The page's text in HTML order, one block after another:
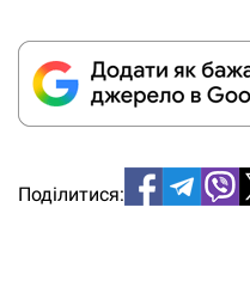
Поділитися: